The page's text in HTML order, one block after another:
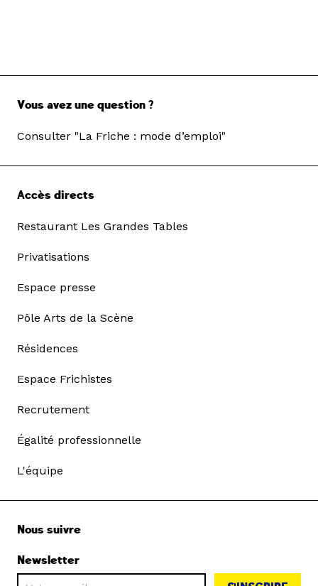
Vous avez une question ?
Consulter "La Friche : mode d’emploi"
Accès directs
Restaurant Les Grandes Tables
Privatisations
Espace presse
Pôle Arts de la Scène
Résidences
Espace Frichistes
Recrutement
Égalité professionnelle
L'équipe
Nous suivre
Newsletter